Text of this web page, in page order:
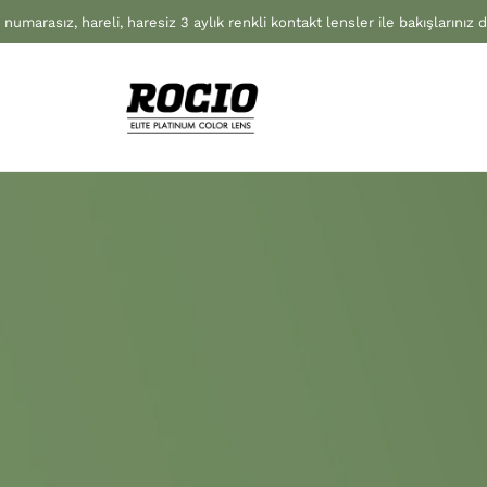
numarasız, hareli, haresiz 3 aylık renkli kontakt lensler ile bakışlarınız